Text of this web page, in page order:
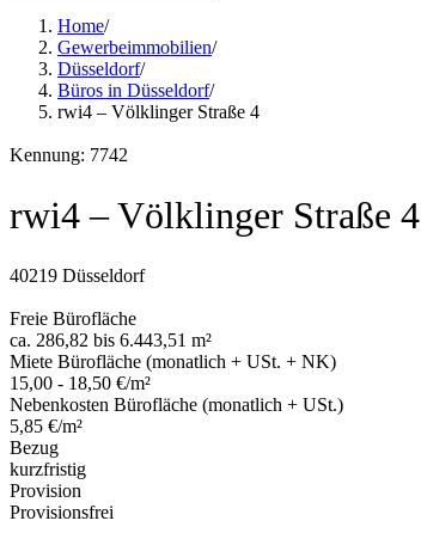
Home/
Gewerbeimmobilien/
Düsseldorf/
Büros in Düsseldorf/
rwi4 – Völklinger Straße 4
Kennung: 7742
rwi4 – Völklinger Straße 4
40219 Düsseldorf
Freie Bürofläche
ca. 286,82 bis 6.443,51 m²
Miete Bürofläche (monatlich + USt. + NK)
15,00 - 18,50 €/m²
Nebenkosten Bürofläche (monatlich + USt.)
5,85 €/m²
Bezug
kurzfristig
Provision
Provisionsfrei